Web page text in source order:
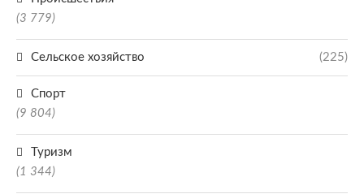
(3 779)
Сельское хозяйство (225)
Спорт
(9 804)
Туризм
(1 344)